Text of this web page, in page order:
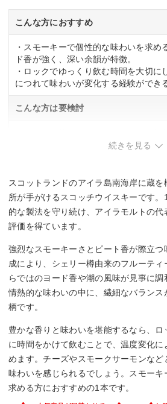
こんな方におすすめ
・スモーキーで個性的な味わいを求め
ド香が強く、深い余韻が特徴。
・ロックでゆっくり飲む時間を大切に
につれて味わいが変化する経験ができ
こんな方は要検討
強く、クセが強いため。続きを見る
スコットランドのアイラ島南海岸に蔵
所が手がけるスコッチウイスキーです
的な製法を守り続け、アイラモルトの
評価を得ています。
強烈なスモーキーさとピート香が際立
成により、シェリー樽由来のフルーテ
らではのヨード香や潮の風味が見事に
情熱的な味わいの中に、繊細なバラン
柄です。
豊かな香りと味わいを堪能するなら、
に時間をかけて飲むことで、温度変化に
めます。チーズやスモークサーモンな
味わいを感じられるでしょう。スモー
求める方におすすめの1本です。